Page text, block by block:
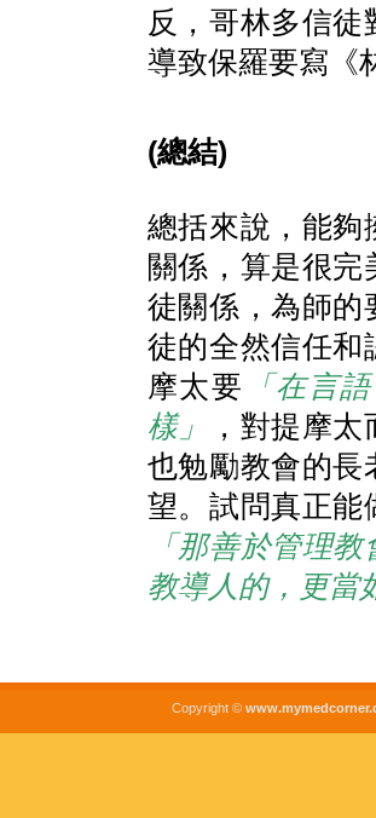
反，哥林多信
導致保羅要寫《
(總結)
總括來說，能夠
關係，算是很
徒關係，為師的
徒的全然信任和
摩太要 「在言
樣」
，對提摩
也勉勵教會的長
望。試問真正能
「那善於管理
教導人的，更當
Copyright ©